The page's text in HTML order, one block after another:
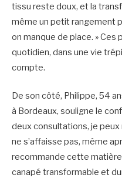
tissu reste doux, et la
même un petit rangement
on manque de place. »
quotidien, dans une vie
compte.
De son côté, Philippe, 54
à Bordeaux, souligne le
deux consultations, je peux
ne s’affaisse pas, même
recommande cette
canapé transformable et